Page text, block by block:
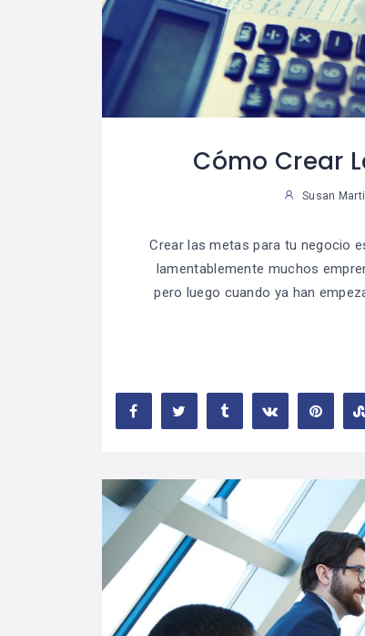
Cómo Crear
Susan
Crear las metas para tu negocio
lamentablemente muchos
pero luego cuando ya han